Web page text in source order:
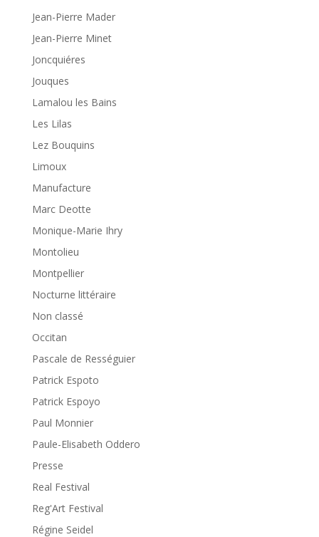
Jean-Pierre Mader
Jean-Pierre Minet
Joncquiéres
Jouques
Lamalou les Bains
Les Lilas
Lez Bouquins
Limoux
Manufacture
Marc Deotte
Monique-Marie Ihry
Montolieu
Montpellier
Nocturne littéraire
Non classé
Occitan
Pascale de Rességuier
Patrick Espoto
Patrick Espoyo
Paul Monnier
Paule-Elisabeth Oddero
Presse
Real Festival
Reg'Art Festival
Régine Seidel